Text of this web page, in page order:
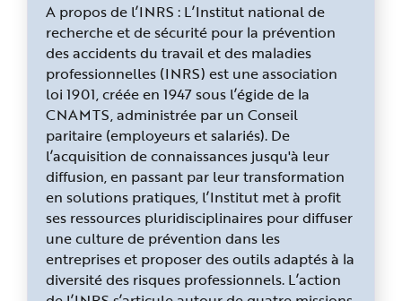
A propos de l’INRS : L’Institut national de
recherche et de sécurité pour la prévention
des accidents du travail et des maladies
professionnelles (INRS) est une association
loi 1901, créée en 1947 sous l’égide de la
CNAMTS, administrée par un Conseil
paritaire (employeurs et salariés). De
l’acquisition de connaissances jusqu'à leur
diffusion, en passant par leur transformation
en solutions pratiques, l’Institut met à profit
ses ressources pluridisciplinaires pour diffuser
une culture de prévention dans les
entreprises et proposer des outils adaptés à la
diversité des risques professionnels. L’action